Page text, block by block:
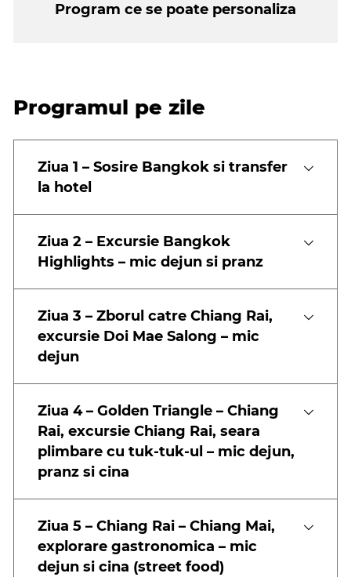
Program ce se poate personaliza
Programul pe zile
Ziua 1 – Sosire Bangkok si transfer
la hotel
Ziua 2 – Excursie Bangkok
Highlights – mic dejun si pranz
Ziua 3 – Zborul catre Chiang Rai,
excursie Doi Mae Salong – mic
dejun
Ziua 4 – Golden Triangle – Chiang
Rai, excursie Chiang Rai, seara
plimbare cu tuk-tuk-ul – mic dejun,
pranz si cina
Ziua 5 – Chiang Rai – Chiang Mai,
explorare gastronomica – mic
dejun si cina (street food)